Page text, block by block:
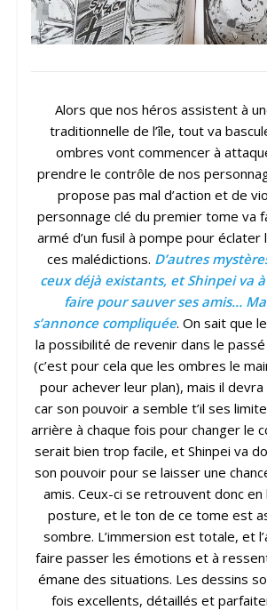
Alors que nos héros assistent à
traditionnelle de l’île, tout va
ombres vont commencer à
prendre le contrôle de nos
propose pas mal d’action et de
personnage clé du premier tome va
armé d’un fusil à pompe pour
ces malédictions. D’autres
ceux déjà existants, et Shinpei va
faire pour sauver ses amis…
s’annonce compliquée. On sait que
la possibilité de revenir dans le
(c’est pour cela que les ombres le
pour achever leur plan), mais il
car son pouvoir a semble t’il ses
arrière à chaque fois pour changer le
serait bien trop facile, et Shinpei va
son pouvoir pour se laisser une
amis. Ceux-ci se retrouvent donc en
posture, et le ton de ce tome est
sombre. L’immersion est totale, et
faire passer les émotions et à
émane des situations. Les dessins
fois excellents, détaillés et